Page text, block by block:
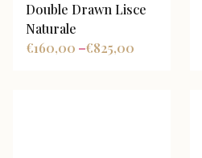
Double Drawn Lisce
Naturale
160,00
€ – 825,00
€